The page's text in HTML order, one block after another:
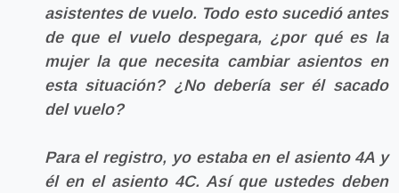
asistentes de vuelo. Todo esto sucedió antes
de que el vuelo despegara, ¿por qué es la
mujer la que necesita cambiar asientos en
esta situación? ¿No debería ser él sacado
del vuelo?
Para el registro, yo estaba en el asiento 4A y
él en el asiento 4C. Así que ustedes deben